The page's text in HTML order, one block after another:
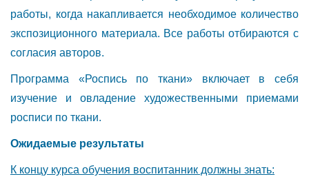
работы, когда накапливается необходимое количество
экспозиционного материала. Все работы отбираются с
согласия авторов.
Программа «Роспись по ткани» включает в себя
изучение и овладение художественными приемами
росписи по ткани.
Ожидаемые результаты
К концу курса обучения воспитанник должны знать: